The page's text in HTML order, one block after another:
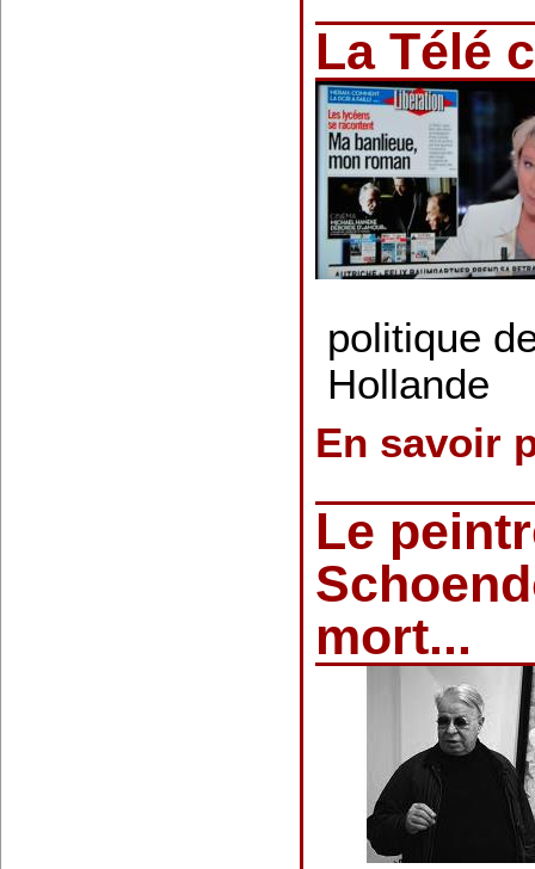
La Télé
politique
Hollande
En savoir
Le
mort...